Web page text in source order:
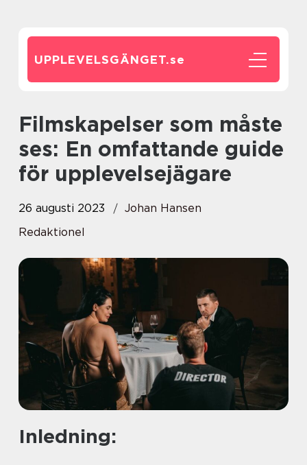
UPPLEVELSGÄNGET.se
Filmskapelser som måste
ses: En omfattande guide
för upplevelsejägare
26 augusti 2023
Johan Hansen
Redaktionel
Inledning: